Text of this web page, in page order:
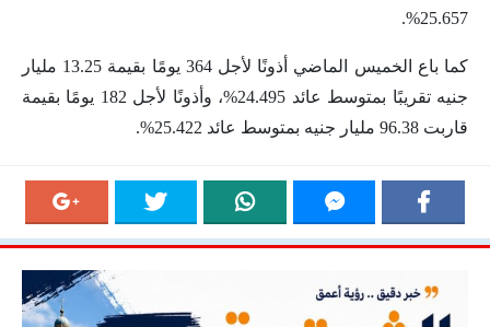
25.657%.
كما باع الخميس الماضي أذونًا لأجل 364 يومًا بقيمة 13.25 مليار
جنيه تقريبًا بمتوسط عائد 24.495%، وأذونًا لأجل 182 يومًا بقيمة
قاربت 96.38 مليار جنيه بمتوسط عائد 25.422%.